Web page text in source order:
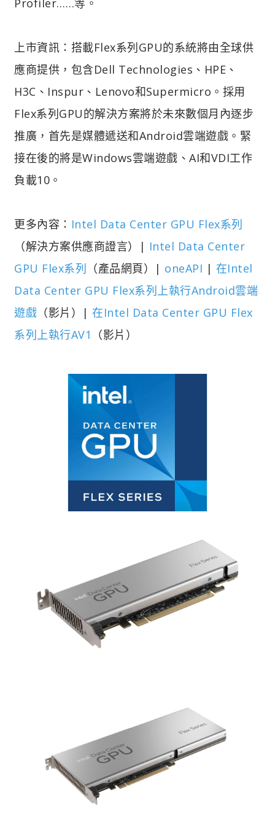
Profiler……等。
上市資訊：搭載Flex系列GPU的系統將由全球供
應商提供，包含Dell Technologies、HPE、
H3C、Inspur、Lenovo和Supermicro。採用
Flex系列GPU的解決方案將於未來數個月內逐步
推廣，首先是媒體遞送和Android雲端遊戲。緊
接在後的將是Windows雲端遊戲、AI和VDI工作
負載10。
更多內容： Intel Data Center GPU Flex系列
（解決方案供應商證言）| Intel Data Center
GPU Flex系列 （產品網頁）| oneAPI | 在Intel
Data Center GPU Flex系列上執行Android雲端
遊戲 （影片）| 在Intel Data Center GPU Flex
系列上執行AV1
（影片）